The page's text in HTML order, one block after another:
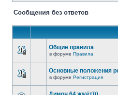
Сообщения без ответов
Общие правила
в форуме Правила
Основные положения
в форуме Регистрация